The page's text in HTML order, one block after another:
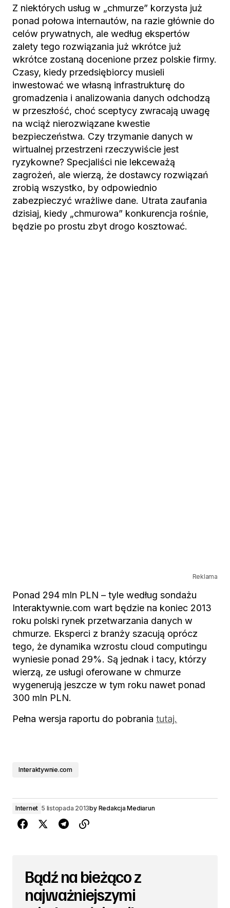
Z niektórych usług w „chmurze” korzysta już
ponad połowa internautów, na razie głównie do
celów prywatnych, ale według ekspertów
zalety tego rozwiązania już wkrótce już
wkrótce zostaną docenione przez polskie firmy.
Czasy, kiedy przedsiębiorcy musieli
inwestować we własną infrastrukturę do
gromadzenia i analizowania danych odchodzą
w przeszłość, choć sceptycy zwracają uwagę
na wciąż nierozwiązane kwestie
bezpieczeństwa. Czy trzymanie danych w
wirtualnej przestrzeni rzeczywiście jest
ryzykowne? Specjaliści nie lekceważą
zagrożeń, ale wierzą, że dostawcy rozwiązań
zrobią wszystko, by odpowiednio
zabezpieczyć wrażliwe dane. Utrata zaufania
dzisiaj, kiedy „chmurowa” konkurencja rośnie,
będzie po prostu zbyt drogo kosztować.
Reklama
Ponad 294 mln PLN – tyle według sondażu
Interaktywnie.com wart będzie na koniec 2013
roku polski rynek przetwarzania danych w
chmurze. Eksperci z branży szacują oprócz
tego, że dynamika wzrostu cloud computingu
wyniesie ponad 29%. Są jednak i tacy, którzy
wierzą, ze usługi oferowane w chmurze
wygenerują jeszcze w tym roku nawet ponad
300 mln PLN.
Pełna wersja raportu do pobrania tutaj.
Interaktywnie.com
Internet 5 listopada 2013by Redakcja Mediarun
Bądź na bieżąco z
najważniejszymi